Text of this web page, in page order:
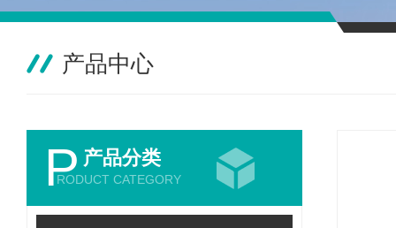
产品中心
P 产品分类
RODUCT CATEGORY